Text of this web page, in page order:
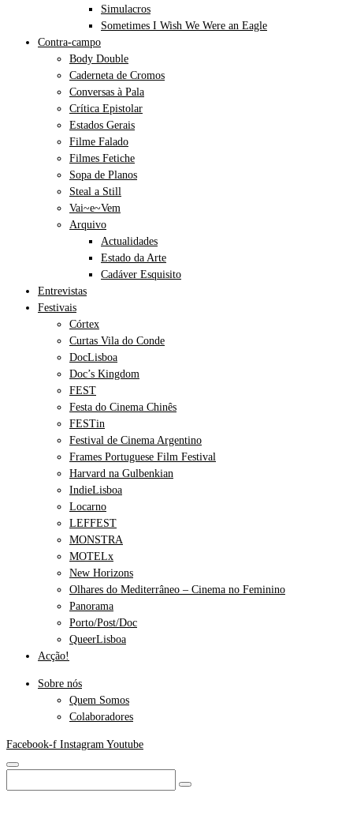
Simulacros
Sometimes I Wish We Were an Eagle
Contra-campo
Body Double
Caderneta de Cromos
Conversas à Pala
Crítica Epistolar
Estados Gerais
Filme Falado
Filmes Fetiche
Sopa de Planos
Steal a Still
Vai~e~Vem
Arquivo
Actualidades
Estado da Arte
Cadáver Esquisito
Entrevistas
Festivais
Córtex
Curtas Vila do Conde
DocLisboa
Doc’s Kingdom
FEST
Festa do Cinema Chinês
FESTin
Festival de Cinema Argentino
Frames Portuguese Film Festival
Harvard na Gulbenkian
IndieLisboa
Locarno
LEFFEST
MONSTRA
MOTELx
New Horizons
Olhares do Mediterrâneo – Cinema no Feminino
Panorama
Porto/Post/Doc
QueerLisboa
Acção!
Sobre nós
Quem Somos
Colaboradores
Facebook-f Instagram Youtube